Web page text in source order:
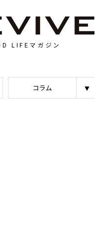
LIFEマガジン
コラム